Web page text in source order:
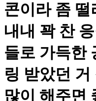
콘이라 좀 떨
내내 꽉 찬
들로 가득한
링 받았던 거
많이 해주면